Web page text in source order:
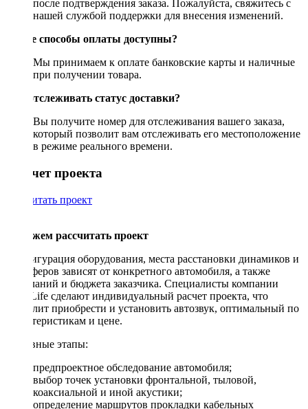
после подтверждения заказа. Пожалуйста, свяжитесь с
нашей службой поддержки для внесения изменений.
Какие способы оплаты доступны?
Мы принимаем к оплате банковские карты и наличные
при получении товара.
Как отслеживать статус доставки?
Вы получите номер для отслеживания вашего заказа,
который позволит вам отслеживать его местоположение
в режиме реального времени.
Рассчет проекта
Рассчитать проект
Поможем рассчитать проект
Конфигурация оборудования, места расстановки динамиков и
сабвуферов зависят от конкретного автомобиля, а также
пожеланий и бюджета заказчика. Специалисты компании
DriveLife сделают индивидуальный расчет проекта, что
позволит приобрести и установить автозвук, оптимальный по
характеристикам и цене.
Основные этапы:
предпроектное обследование автомобиля;
выбор точек установки фронтальной, тыловой,
коаксиальной и иной акустики;
определение маршрутов прокладки кабельных